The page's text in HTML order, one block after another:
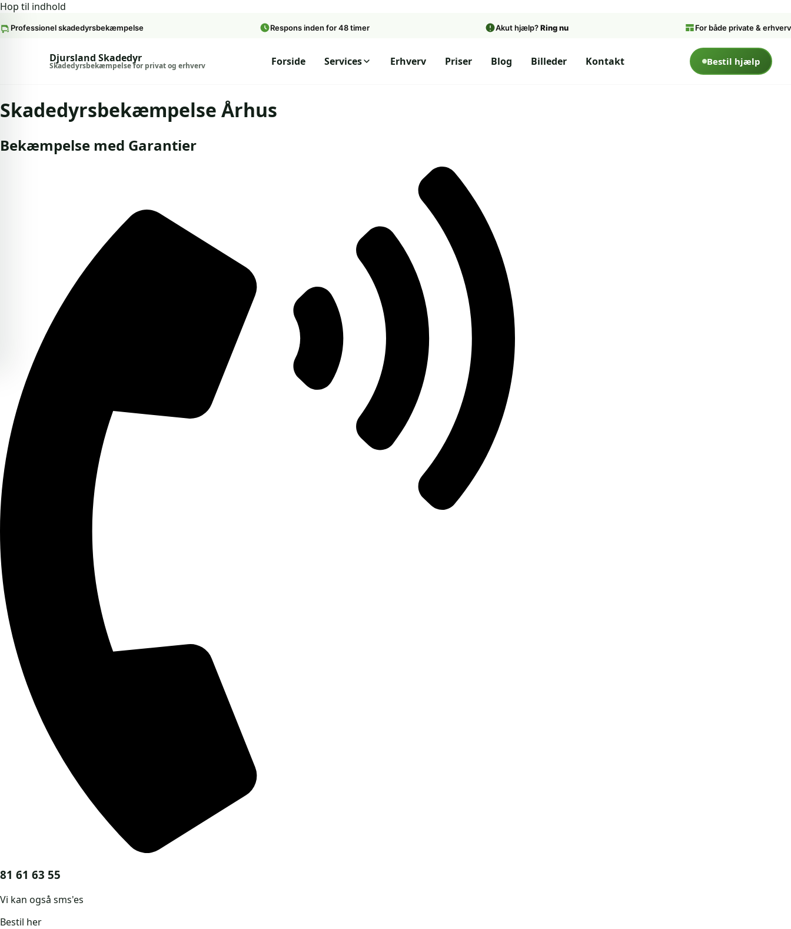
Hop til indhold
Professionel skadedyrsbekæmpelse Respons inden for 48 timer Akut hjælp?Ring nu For både private & erhverv
Djursland Skadedyr
Skadedyrsbekæmpelse for privat og erhverv Forside Services Erhverv Priser Blog Billeder Kontakt Bestil hjælp
Skadedyrsbekæmpelse Århus
Bekæmpelse med Garantier
81 61 63 55
Vi kan også sms'es
Bestil her